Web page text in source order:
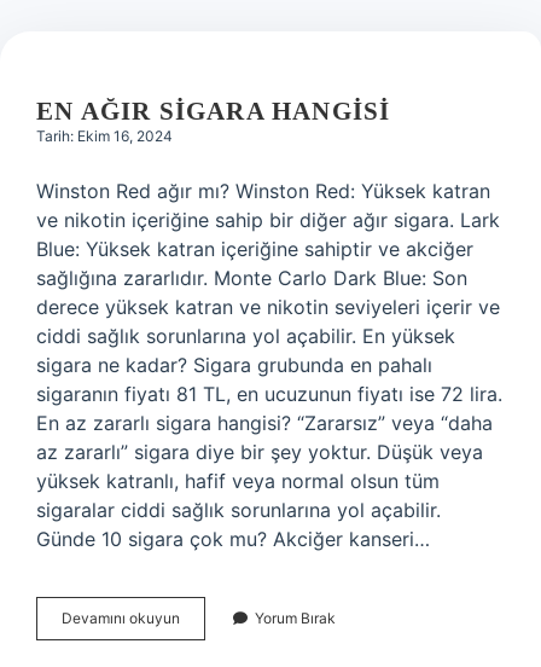
EN AĞIR SIGARA HANGISI
Tarih: Ekim 16, 2024
Winston Red ağır mı? Winston Red: Yüksek katran
ve nikotin içeriğine sahip bir diğer ağır sigara. Lark
Blue: Yüksek katran içeriğine sahiptir ve akciğer
sağlığına zararlıdır. Monte Carlo Dark Blue: Son
derece yüksek katran ve nikotin seviyeleri içerir ve
ciddi sağlık sorunlarına yol açabilir. En yüksek
sigara ne kadar? Sigara grubunda en pahalı
sigaranın fiyatı 81 TL, en ucuzunun fiyatı ise 72 lira.
En az zararlı sigara hangisi? “Zararsız” veya “daha
az zararlı” sigara diye bir şey yoktur. Düşük veya
yüksek katranlı, hafif veya normal olsun tüm
sigaralar ciddi sağlık sorunlarına yol açabilir.
Günde 10 sigara çok mu? Akciğer kanseri…
Devamını okuyun
Ağır
Yorum Bırak